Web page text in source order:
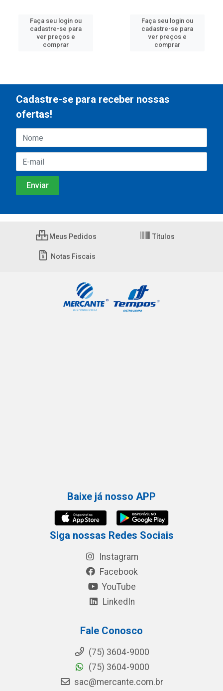
Faça seu login ou
cadastre-se para
ver preços e
comprar
Faça seu login ou
cadastre-se para
ver preços e
comprar
Cadastre-se para receber nossas
ofertas!
Meus Pedidos Títulos
Notas Fiscais
Baixe já nosso APP
Siga nossas Redes Sociais
Instagram
Facebook
YouTube
LinkedIn
Fale Conosco
(75) 3604-9000
(75) 3604-9000
sac@mercante.com.br